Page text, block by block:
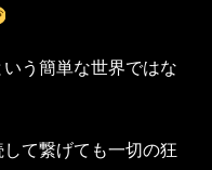
いう簡単な世界ではな
て繋げても一切の狂